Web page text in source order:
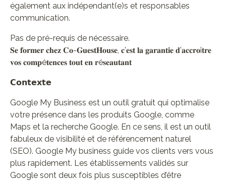
également aux indépendant(e)s et responsables
communication.
Pas de pré-requis de nécessaire.
𝐒𝐞 𝐟𝐨𝐫𝐦𝐞𝐫 𝐜𝐡𝐞𝐳 𝐂𝐨-𝐆𝐮𝐞𝐬𝐭𝐇𝐨𝐮𝐬𝐞, 𝐜’𝐞𝐬𝐭 𝐥𝐚 𝐠𝐚𝐫𝐚𝐧𝐭𝐢𝐞 𝐝’𝐚𝐜𝐜𝐫𝐨î𝐭𝐫𝐞
𝐯𝐨𝐬 𝐜𝐨𝐦𝐩é𝐭𝐞𝐧𝐜𝐞𝐬 𝐭𝐨𝐮𝐭 𝐞𝐧 𝐫é𝐬𝐞𝐚𝐮𝐭𝐚𝐧𝐭
𝗖𝗼𝗻𝘁𝗲𝘅𝘁𝗲
Google My Business est un outil gratuit qui optimalise
votre présence dans les produits Google, comme
Maps et la recherche Google. En ce sens, il est un outil
fabuleux de visibilité et de référencement naturel
(SEO). Google My business guide vos clients vers vous
plus rapidement. Les établissements validés sur
Google sont deux fois plus susceptibles d’être